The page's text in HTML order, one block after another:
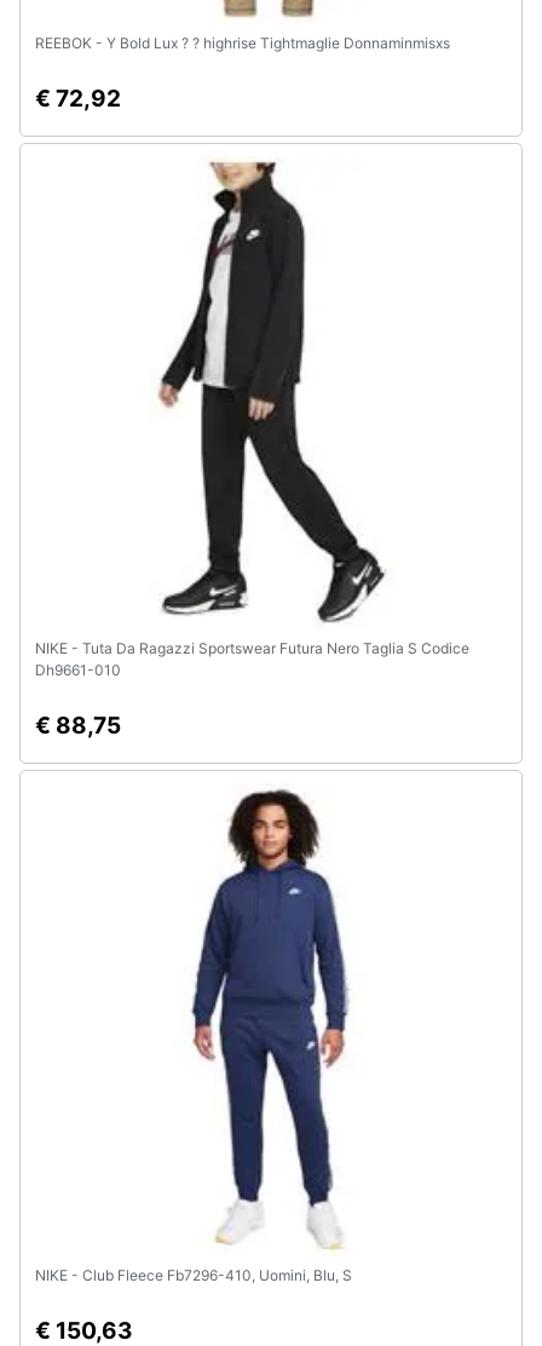
REEBOK - Y Bold Lux ? ? highrise Tightmaglie Donnaminmisxs
€ 72,92
NIKE - Tuta Da Ragazzi Sportswear Futura Nero Taglia S Codice
Dh9661-010
€ 88,75
NIKE - Club Fleece Fb7296-410, Uomini, Blu, S
€ 150,63